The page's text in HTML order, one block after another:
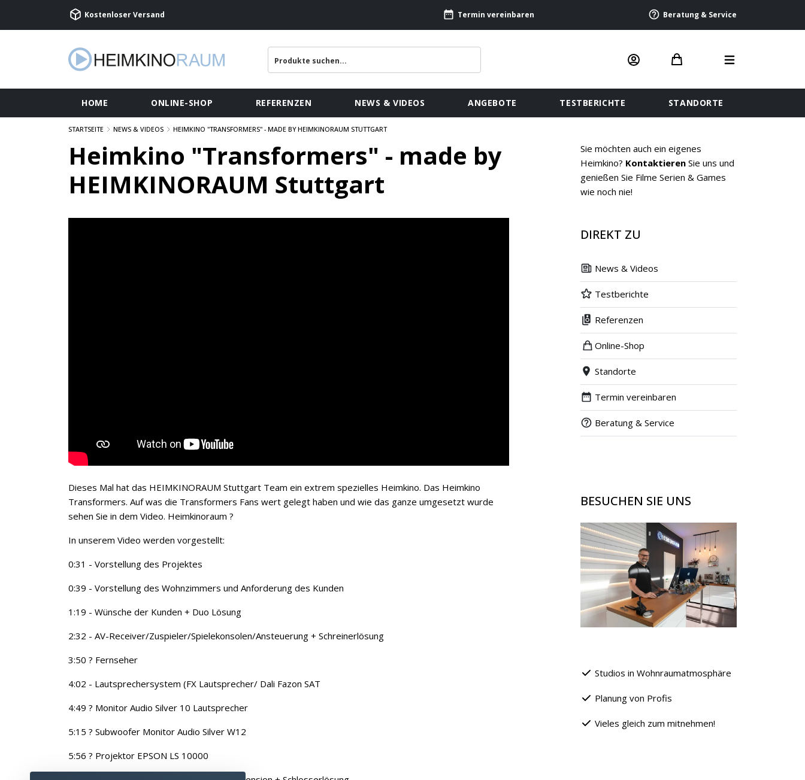
Kostenloser Versand Termin vereinbaren Beratung & Service
HOME ONLINE-SHOP REFERENZEN NEWS & VIDEOS ANGEBOTE TESTBERICHTE STANDORTE
STARTSEITE NEWS & VIDEOS HEIMKINO "TRANSFORMERS" - MADE BY HEIMKINORAUM STUTTGART
Heimkino "Transformers" - made by
HEIMKINORAUM Stuttgart
Dieses Mal hat das HEIMKINORAUM Stuttgart Team ein extrem spezielles Heimkino. Das Heimkino
Transformers. Auf was die Transformers Fans wert gelegt haben und wie das ganze umgesetzt wurde
sehen Sie in dem Video. Heimkinoraum ?
In unserem Video werden vorgestellt:
0:31 - Vorstellung des Projektes
0:39 - Vorstellung des Wohnzimmers und Anforderung des Kunden
1:19 - Wünsche der Kunden + Duo Lösung
2:32 - AV-Receiver/Zuspieler/Spielekonsolen/Ansteuerung + Schreinerlösung
3:50 ? Fernseher
4:02 - Lautsprechersystem (FX Lautsprecher/ Dali Fazon SAT
4:49 ? Monitor Audio Silver 10 Lautsprecher
5:15 ? Subwoofer Monitor Audio Silver W12
5:56 ? Projektor EPSON LS 10000
Sie möchten auch ein eigenes
Heimkino? Kontaktieren Sie uns und
genießen Sie Filme Serien & Games
wie noch nie!
DIREKT ZU
News & Videos
Testberichte
Referenzen
Online-Shop
Standorte
Termin vereinbaren
Beratung & Service
BESUCHEN SIE UNS
Studios in Wohnraumatmosphäre
Planung von Profis
Vieles gleich zum mitnehmen!